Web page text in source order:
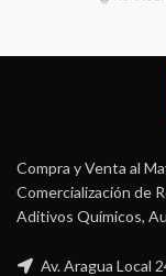
Compra y Venta al
Comercialización de
Aditivos Químicos,
Av. Aragua Local